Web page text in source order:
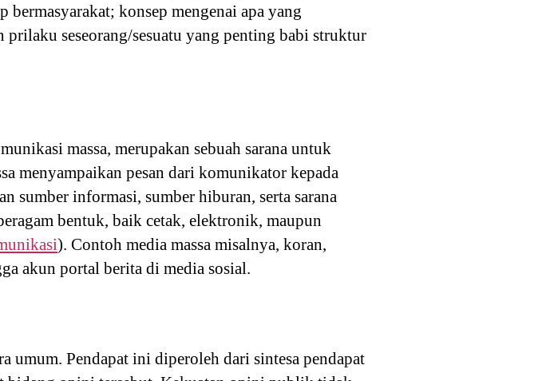
konsep mengenai apa yang
prilaku seseorang/sesuatu yang penting babi struktur
massa, merupakan sebuah sarana untuk
menyampaikan pesan dari komunikator kepada
sumber informasi, sumber hiburan, serta sarana
bentuk, baik cetak, elektronik, maupun
). Contoh media massa misalnya, koran,
akun portal berita di media sosial.
umum. Pendapat ini diperoleh dari sintesa pendapat